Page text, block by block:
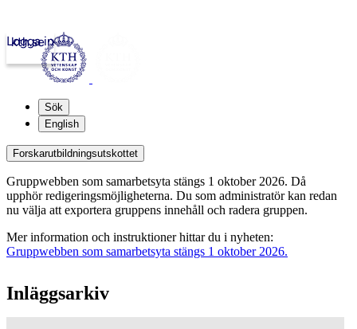
kth.se
Logga in
Sök
English
Forskarutbildningsutskottet
Gruppwebben som samarbetsyta stängs 1 oktober 2026. Då
upphör redigeringsmöjligheterna. Du som administratör kan redan
nu välja att exportera gruppens innehåll och radera gruppen.
Mer information och instruktioner hittar du i nyheten:
Gruppwebben som samarbetsyta stängs 1 oktober 2026.
Inläggsarkiv